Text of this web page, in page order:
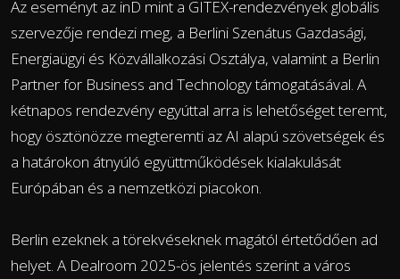
Az eseményt az inD mint a GITEX-rendezvények globális
szervezője rendezi meg, a Berlini Szenátus Gazdasági,
Energiaügyi és Közvállalkozási Osztálya, valamint a Berlin
Partner for Business and Technology támogatásával. A
kétnapos rendezvény egyúttal arra is lehetőséget teremt,
hogy ösztönözze megteremti az AI alapú szövetségek és
a határokon átnyúló együttműködések kialakulását
Európában és a nemzetközi piacokon.
Berlin ezeknek a törekvéseknek magától értetődően ad
helyet. A Dealroom 2025-ös jelentés szerint a város